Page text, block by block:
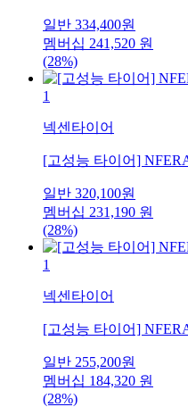
일반 334,400원
멤버십 241,520 원
(28%)
1
넥센타이어
[고성능 타이어]
일반 320,100원
멤버십 231,190 원
(28%)
1
넥센타이어
[고성능 타이어]
일반 255,200원
멤버십 184,320 원
(28%)